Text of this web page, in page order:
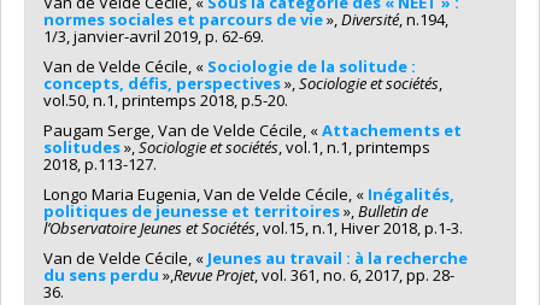
normes sociales et parcours de vie»,Diversité, n.194,
1/3, janvier-avril 2019, p. 62-69.
Van de Velde Cécile, « Sociologie de la solitude :
concepts, défis, perspectives»,Sociologie et sociétés,
vol.50, n.1, printemps 2018, p.5-20.
Paugam Serge, Van de Velde Cécile, «Attachements et
solitudes»,Sociologie et sociétés, vol.1, n.1, printemps
2018, p.113-127.
Longo Maria Eugenia, Van de Velde Cécile, « Inégalités,
politiques de jeunesse et territoires»,Bulletin de
l’Observatoire Jeunes et Sociétés, vol.15, n.1, Hiver 2018, p.1-3.
Van de Velde Cécile, « Jeunes au travail : à la recherche
du sens perdu »,Revue Projet, vol. 361, no. 6, 2017, pp. 28-
36.